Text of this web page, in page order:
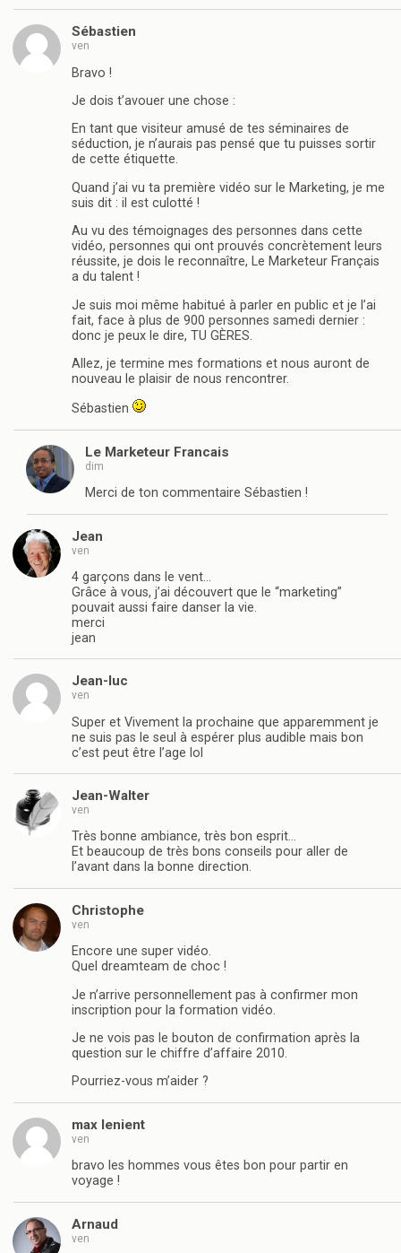
Sébastien
ven
Bravo !
Je dois t’avouer une chose :
En tant que visiteur amusé de tes séminaires de
séduction, je n’aurais pas pensé que tu puisses sortir
de cette étiquette.
Quand j’ai vu ta première vidéo sur le Marketing, je me
suis dit : il est culotté !
Au vu des témoignages des personnes dans cette
vidéo, personnes qui ont prouvés concrètement leurs
réussite, je dois le reconnaître, Le Marketeur Français
a du talent !
Je suis moi même habitué à parler en public et je l’ai
fait, face à plus de 900 personnes samedi dernier :
donc je peux le dire, TU GÈRES.
Allez, je termine mes formations et nous auront de
nouveau le plaisir de nous rencontrer.
Sébastien
Le Marketeur Francais
dim
Merci de ton commentaire Sébastien !
Jean
ven
4 garçons dans le vent…
Grâce à vous, j’ai découvert que le “marketing”
pouvait aussi faire danser la vie.
merci
jean
Jean-luc
ven
Super et Vivement la prochaine que apparemment je
ne suis pas le seul à espérer plus audible mais bon
c’est peut être l’age lol
Jean-Walter
ven
Très bonne ambiance, très bon esprit…
Et beaucoup de très bons conseils pour aller de
l’avant dans la bonne direction.
Christophe
ven
Encore une super vidéo.
Quel dreamteam de choc !
Je n’arrive personnellement pas à confirmer mon
inscription pour la formation vidéo.
Je ne vois pas le bouton de confirmation après la
question sur le chiffre d’affaire 2010.
Pourriez-vous m’aider ?
max lenient
ven
bravo les hommes vous êtes bon pour partir en
voyage !
Arnaud
ven